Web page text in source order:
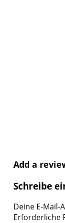
Add a
Schreibe
Deine E-
Erforderliche